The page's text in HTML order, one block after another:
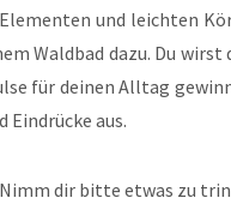
und leichten
Waldbad dazu. Du wirst
für deinen Alltag
Eindrücke aus.
dir bitte etwas zu